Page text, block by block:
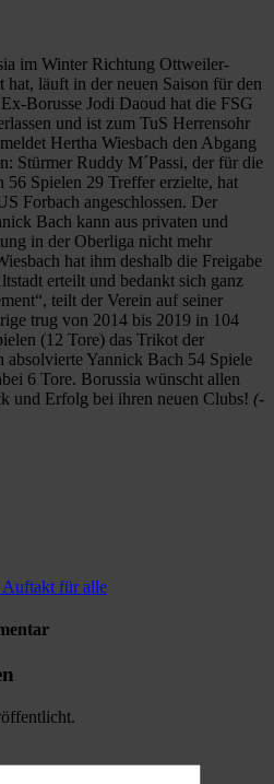
im Winter Richtung Ottweiler-
hat, läuft in der neuen Saison für den
Borusse Jodi Daoud hat die FSG
und ist zum TuS Herrensohr
Hertha Wiesbach den Abgang
Stürmer Ruddy M´Passi, der für die
Spielen 29 Treffer erzielte, hat
Forbach angeschlossen. Der
Bach kann aus privaten und
in der Oberliga nicht mehr
hat ihm deshalb die Freigabe
erteilt und bedankt sich ganz
teilt der Verein auf seiner
trug von 2014 bis 2019 in 104
(12 Tore) das Trikot der
absolvierte Yannick Bach 54 Spiele
6 Tore. Borussia wünscht allen
und Erfolg bei ihren neuen Clubs! (-
für alle